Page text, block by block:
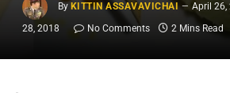
By KITTIN ASSAVAVICHAI April 26,
28, 2018
No Comments 2 Mins Read